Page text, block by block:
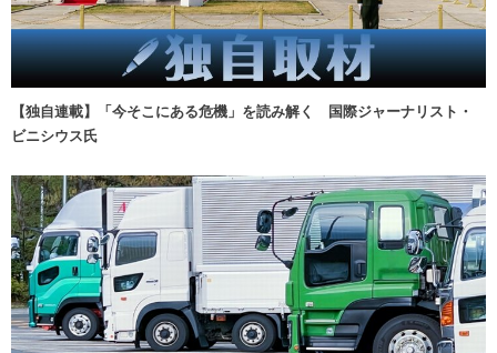
【独自連載】「今そこにある危機」を読み解く 国際ジャーナリスト・
ビニシウス氏